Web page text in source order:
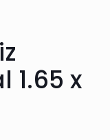
1.65 x